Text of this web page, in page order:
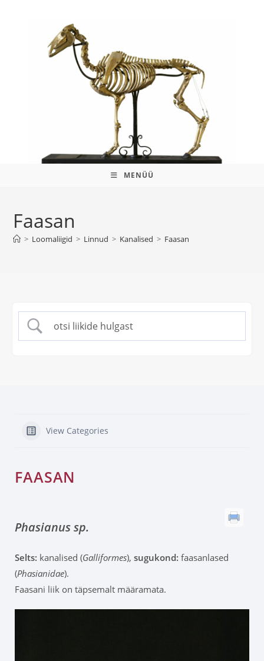
MENÜÜ
Faasan
> Loomaliigid > Linnud > Kanalised > Faasan
View Categories
FAASAN
Phasianus sp.
Selts: kanalised (Galliformes), sugukond: faasanlased
(Phasianidae).
Faasani liik on täpsemalt määramata.